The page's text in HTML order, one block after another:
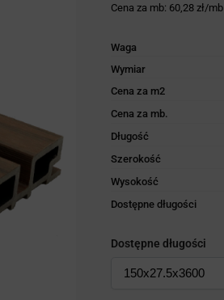
Cena za mb: 60,28 zł/mb
Waga
Wymiar
Cena za m2
Cena za mb.
Długość
Szerokość
Wysokość
Dostępne długości
Dostępne długości